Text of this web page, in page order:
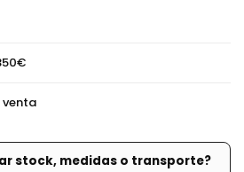
venta
stock, medidas o transporte?